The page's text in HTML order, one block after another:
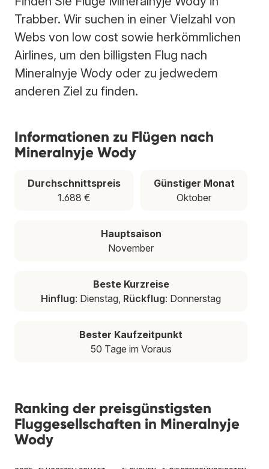
Trabber. Wir suchen in einer Vielzahl von
Webs von low cost sowie herkömmlichen
Airlines, um den billigsten Flug nach
Mineralnyje Wody oder zu jedwedem
anderen Ziel zu finden.
Informationen zu Flügen nach
Mineralnyje Wody
Durchschnittspreis
1.688 €
Günstiger Monat
Oktober
Hauptsaison
November
Beste Kurzreise
Hinflug: Dienstag, Rückflug: Donnerstag
Bester Kaufzeitpunkt
50 Tage im Voraus
Ranking der preisgünstigsten
Fluggesellschaften in Mineralnyje
Wody